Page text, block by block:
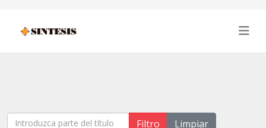
Introduzca parte del título Filtro
Limpiar